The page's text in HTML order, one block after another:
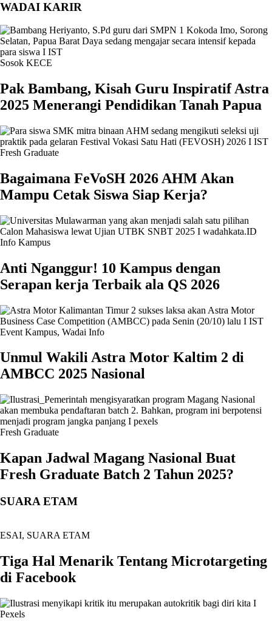
WADAI KARIR
Sosok KECE
Pak Bambang, Kisah Guru Inspiratif Astra
2025 Menerangi Pendidikan Tanah Papua
Fresh Graduate
Bagaimana FeVoSH 2026 AHM Akan
Mampu Cetak Siswa Siap Kerja?
Info Kampus
Anti Nganggur! 10 Kampus dengan
Serapan kerja Terbaik ala QS 2026
Event Kampus, Wadai Info
Unmul Wakili Astra Motor Kaltim 2 di
AMBCC 2025 Nasional
Fresh Graduate
Kapan Jadwal Magang Nasional Buat
Fresh Graduate Batch 2 Tahun 2025?
SUARA ETAM
ESAI, SUARA ETAM
Tiga Hal Menarik Tentang Microtargeting
di Facebook